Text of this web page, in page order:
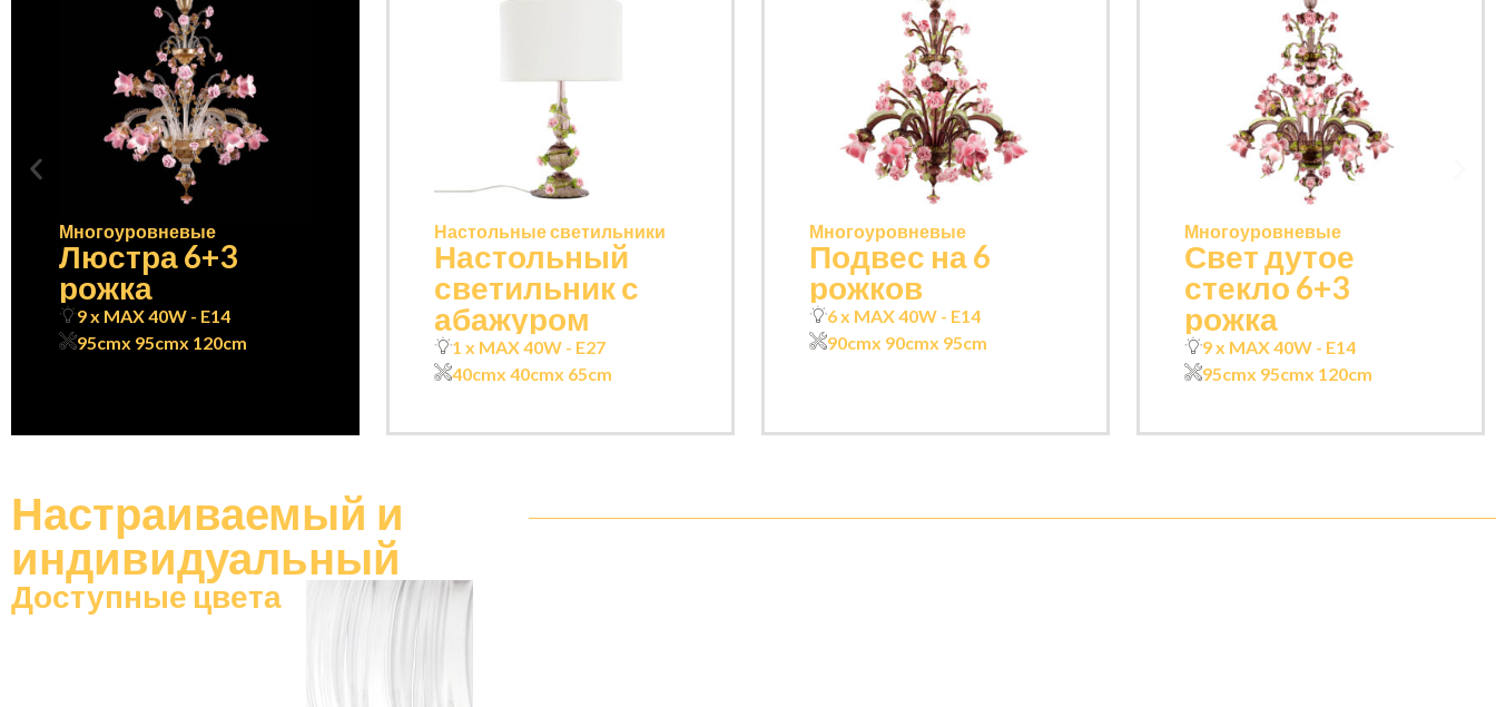
Многоуровневые
Люстра 6+3
рожка
9 x MAX 40W - E14
95cmx 95cmx 120cm
Настольные светильники
Настольный
светильник с
абажуром
1 x MAX 40W - E27
40cmx 40cmx 65cm
Многоуровневые
Подвес на 6
рожков
6 x MAX 40W - E14
90cmx 90cmx 95cm
Многоуровневые
Свет дутое
стекло 6+3
рожка
9 x MAX 40W - E14
95cmx 95cmx 120cm
Настраиваемый и
индивидуальный
Доступные цвета